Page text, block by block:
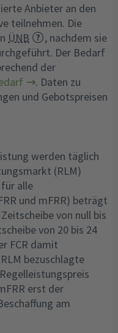
Anbieter an den
teilnehmen. Die
ÜNB
, nachdem sie
Der Bedarf
der
. Daten zu
und Gebotspreisen
werden täglich
(RLM)
alle
und mFRR) beträgt
von null bis
von 20 bis 24
FCR damit
bezuschlagte
erst der
am